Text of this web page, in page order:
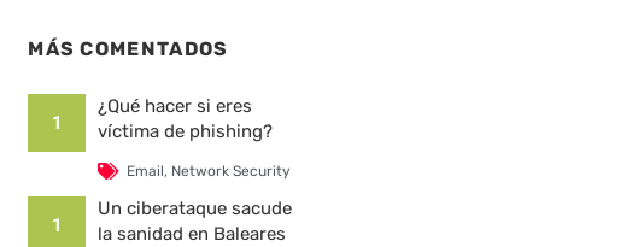
MÁS COMENTADOS
1
¿Qué hacer si eres
víctima de phishing?
Email, Network Security
1
Un ciberataque sacude
la sanidad en Baleares